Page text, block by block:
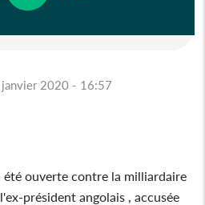
2020 - 16:57
été ouverte contre la milliardaire
l'ex-président angolais , accusée